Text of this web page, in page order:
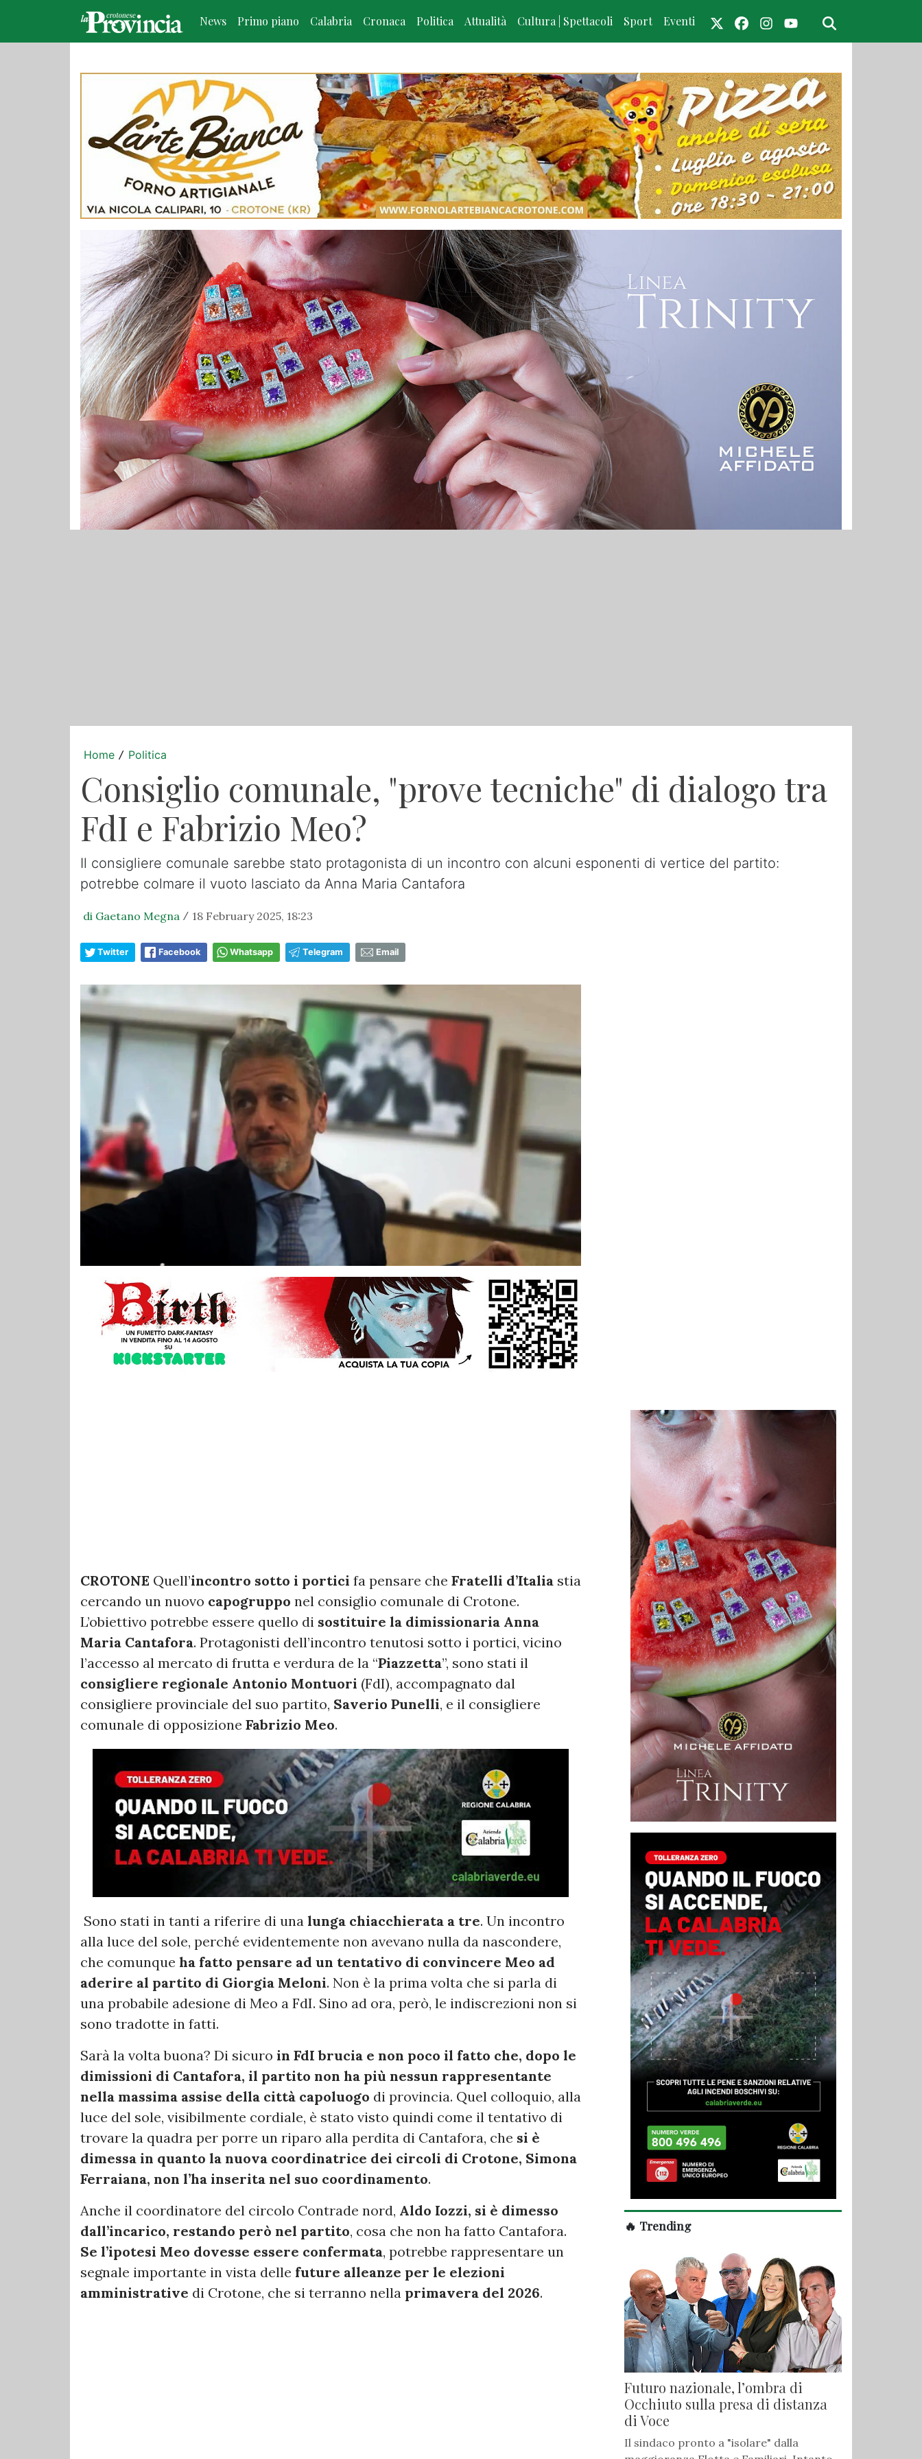
News Primo piano Calabria Cronaca Politica Attualità Cultura | Spettacoli Sport Eventi
Home / Politica
Consiglio comunale, "prove tecniche" di dialogo tra
FdI e Fabrizio Meo?
Il consigliere comunale sarebbe stato protagonista di un incontro con alcuni esponenti di vertice del partito:
potrebbe colmare il vuoto lasciato da Anna Maria Cantafora
di Gaetano Megna / 18 February 2025, 18:23
Twitter Facebook Whatsapp Telegram Email
CROTONE Quell’incontro sotto i portici fa pensare che Fratelli d’Italia stia
cercando un nuovo capogruppo nel consiglio comunale di Crotone.
L’obiettivo potrebbe essere quello di sostituire la dimissionaria Anna
Maria Cantafora. Protagonisti dell’incontro tenutosi sotto i portici, vicino
l’accesso al mercato di frutta e verdura de la “Piazzetta”, sono stati il
consigliere regionale Antonio Montuori (FdI), accompagnato dal
consigliere provinciale del suo partito, Saverio Punelli, e il consigliere
comunale di opposizione Fabrizio Meo.
Sono stati in tanti a riferire di una lunga chiacchierata a tre. Un incontro
alla luce del sole, perché evidentemente non avevano nulla da nascondere,
che comunque ha fatto pensare ad un tentativo di convincere Meo ad
aderire al partito di Giorgia Meloni. Non è la prima volta che si parla di
una probabile adesione di Meo a FdI. Sino ad ora, però, le indiscrezioni non si
sono tradotte in fatti.
Sarà la volta buona? Di sicuro in FdI brucia e non poco il fatto che, dopo le
dimissioni di Cantafora, il partito non ha più nessun rappresentante
nella massima assise della città capoluogo di provincia. Quel colloquio, alla
luce del sole, visibilmente cordiale, è stato visto quindi come il tentativo di
trovare la quadra per porre un riparo alla perdita di Cantafora, che si è
dimessa in quanto la nuova coordinatrice dei circoli di Crotone, Simona
Ferraiana, non l’ha inserita nel suo coordinamento.
Anche il coordinatore del circolo Contrade nord, Aldo Iozzi, si è dimesso
dall’incarico, restando però nel partito, cosa che non ha fatto Cantafora.
Se l’ipotesi Meo dovesse essere confermata, potrebbe rappresentare un
segnale importante in vista delle future alleanze per le elezioni
amministrative di Crotone, che si terranno nella primavera del 2026.
🔥 Trending
Futuro nazionale, l’ombra di
Occhiuto sulla presa di distanza
di Voce
Il sindaco pronto a "isolare" dalla